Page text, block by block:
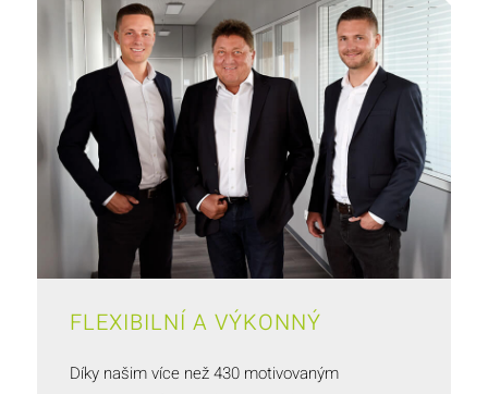
FLEXIBILNÍ A VÝKONNÝ
Díky našim více než 430 motivovaným